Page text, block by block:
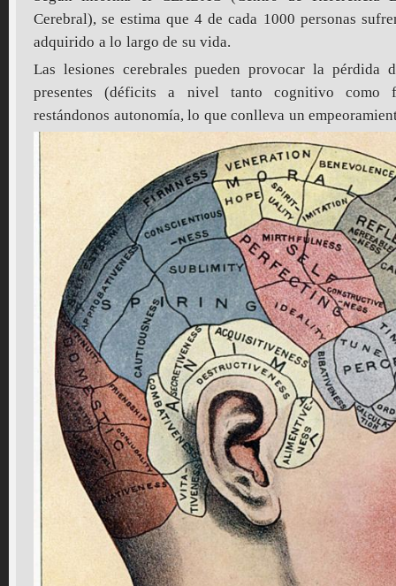
Cerebral), se estima que 4 de cada 1000 personas
adquirido a lo largo de su vida.
Las lesiones cerebrales pueden provocar la pérdida
presentes (déficits a nivel tanto cognitivo como
restándonos autonomía, lo que conlleva un